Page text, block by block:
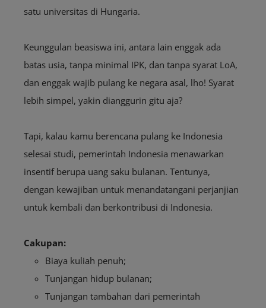
satu universitas di Hungaria.
Keunggulan beasiswa ini, antara lain enggak ada
batas usia, tanpa minimal IPK, dan tanpa syarat LoA,
dan enggak wajib pulang ke negara asal, lho! Syarat
lebih simpel, yakin dianggurin gitu aja?
Tapi, kalau kamu berencana pulang ke Indonesia
selesai studi, pemerintah Indonesia menawarkan
insentif berupa uang saku bulanan. Tentunya,
dengan kewajiban untuk menandatangani perjanjian
untuk kembali dan berkontribusi di Indonesia.
Cakupan:
Biaya kuliah penuh;
Tunjangan hidup bulanan;
Tunjangan tambahan dari pemerintah